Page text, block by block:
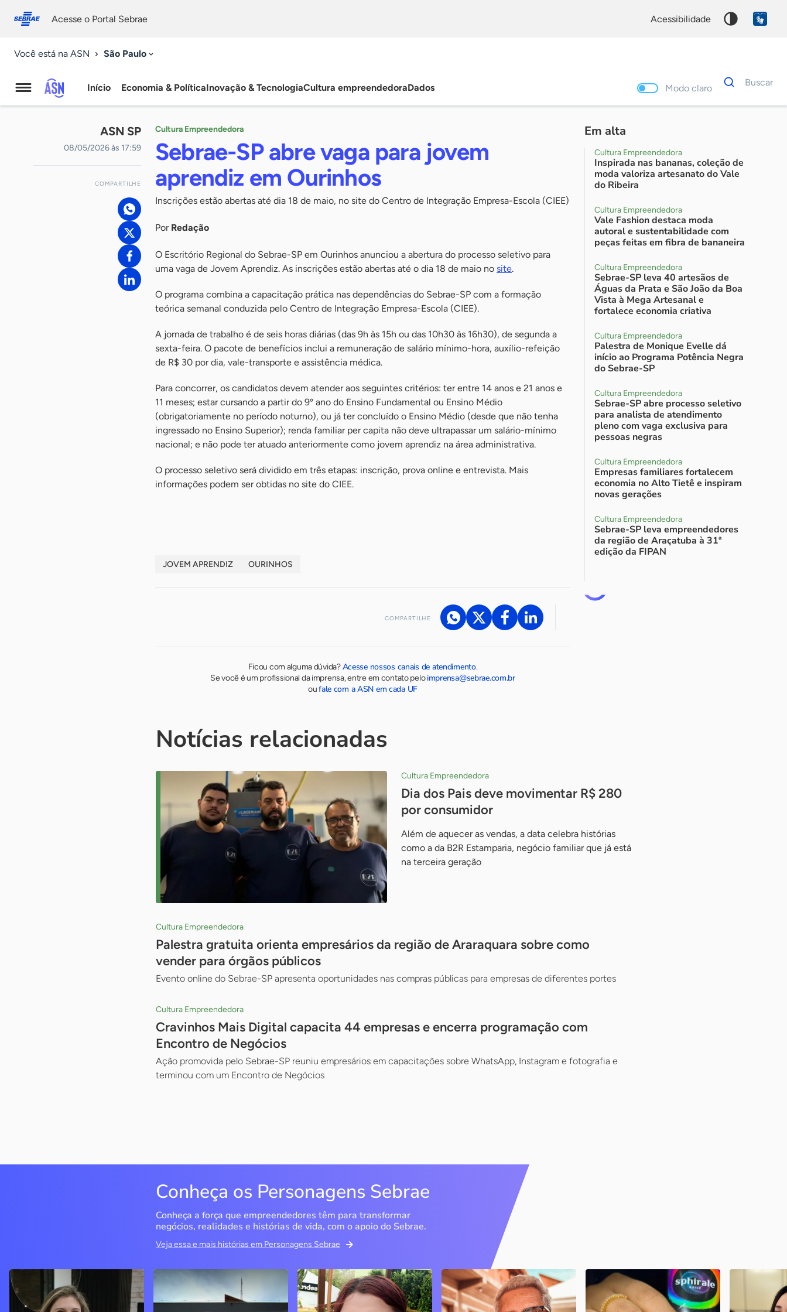
conosco
Acesse o Portal Sebrae acessibilidade
Você está na ASN São Paulo
Agência
Sebrae
de
Notícias
Início Economia & PolíticaInovação & TecnologiaCultura empreendedoraDados Modo claro
Dados
para
Buscar
ASN SP
08/05/2026 às 17:59
COMPARTILHE
Cultura Empreendedora
Sebrae-SP abre vaga para jovem
aprendiz em Ourinhos
Inscrições estão abertas até dia 18 de maio, no site do Centro de Integração Empresa-Escola (CIEE)
Por Redação
O Escritório Regional do Sebrae-SP em Ourinhos anunciou a abertura do processo seletivo para
uma vaga de Jovem Aprendiz. As inscrições estão abertas até o dia 18 de maio no site.
O programa combina a capacitação prática nas dependências do Sebrae-SP com a formação
teórica semanal conduzida pelo Centro de Integração Empresa-Escola (CIEE).
A jornada de trabalho é de seis horas diárias (das 9h às 15h ou das 10h30 às 16h30), de segunda a
sexta-feira. O pacote de benefícios inclui a remuneração de salário mínimo-hora, auxílio-refeição
de R$ 30 por dia, vale-transporte e assistência médica.
Para concorrer, os candidatos devem atender aos seguintes critérios: ter entre 14 anos e 21 anos e
11 meses; estar cursando a partir do 9º ano do Ensino Fundamental ou Ensino Médio
(obrigatoriamente no período noturno), ou já ter concluído o Ensino Médio (desde que não tenha
ingressado no Ensino Superior); renda familiar per capita não deve ultrapassar um salário-mínimo
nacional; e não pode ter atuado anteriormente como jovem aprendiz na área administrativa.
O processo seletivo será dividido em três etapas: inscrição, prova online e entrevista. Mais
informações podem ser obtidas no site do CIEE.
JOVEM APRENDIZ OURINHOS
COMPARTILHE
Ficou com alguma dúvida?Acesse nossos canais de atendimento.
Se você é um profissional da imprensa, entre em contato peloimprensa@sebrae.com.br
oufale com a ASN em cada UF
Em alta
Cultura Empreendedora
Inspirada nas bananas, coleção de
moda valoriza artesanato do Vale
do Ribeira
Cultura Empreendedora
Vale Fashion destaca moda
autoral e sustentabilidade com
peças feitas em fibra de bananeira
Cultura Empreendedora
Sebrae-SP leva 40 artesãos de
Águas da Prata e São João da Boa
Vista à Mega Artesanal e
fortalece economia criativa
Cultura Empreendedora
Palestra de Monique Evelle dá
início ao Programa Potência Negra
do Sebrae-SP
Cultura Empreendedora
Sebrae-SP abre processo seletivo
para analista de atendimento
pleno com vaga exclusiva para
pessoas negras
Cultura Empreendedora
Empresas familiares fortalecem
economia no Alto Tietê e inspiram
novas gerações
Cultura Empreendedora
Sebrae-SP leva empreendedores
da região de Araçatuba à 31ª
edição da FIPAN
Notícias relacionadas
Cultura Empreendedora
Dia dos Pais deve movimentar R$ 280
por consumidor
Além de aquecer as vendas, a data celebra histórias
como a da B2R Estamparia, negócio familiar que já está
na terceira geração
Cultura Empreendedora
Palestra gratuita orienta empresários da região de Araraquara sobre como
vender para órgãos públicos
Evento online do Sebrae-SP apresenta oportunidades nas compras públicas para empresas de diferentes portes
Cultura Empreendedora
Cravinhos Mais Digital capacita 44 empresas e encerra programação com
Encontro de Negócios
Ação promovida pelo Sebrae-SP reuniu empresários em capacitações sobre WhatsApp, Instagram e fotografia e
terminou com um Encontro de Negócios
Conheça os Personagens Sebrae
Conheça a força que empreendedores têm para transformar
negócios, realidades e histórias de vida, com o apoio do Sebrae.
Veja essa e mais histórias em Personagens Sebrae
Delucci
Bento Gonçalves / RS
Infoecia Software
Ltda
Memória Ancestral
São Luís / MA
Espedito Seleiro
Nova Olinda / CE
Planet Nails
Osasco / SP
Ani –